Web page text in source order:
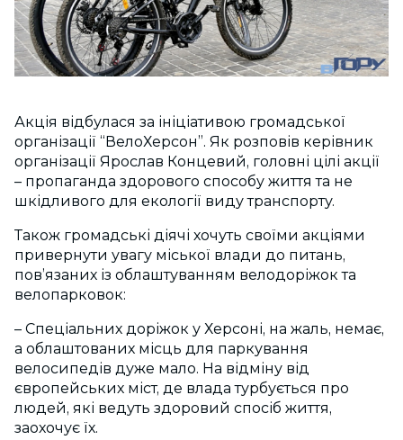
Акція відбулася за ініціативою громадської
організації “ВелоХерсон”. Як розповів керівник
організації Ярослав Концевий, головні цілі акції
– пропаганда здорового способу життя та не
шкідливого для екології виду транспорту.
Також громадські діячі хочуть своїми акціями
привернути увагу міської влади до питань,
пов’язаних із облаштуванням велодоріжок та
велопарковок:
– Спеціальних доріжок у Херсоні, на жаль, немає,
а облаштованих місць для паркування
велосипедів дуже мало. На відміну від
європейських міст, де влада турбується про
людей, які ведуть здоровий спосіб життя,
заохочує їх.